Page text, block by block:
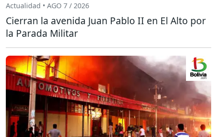
Actualidad • AGO 7 / 2026
Cierran la avenida Juan Pablo II en El Alto por
la Parada Militar